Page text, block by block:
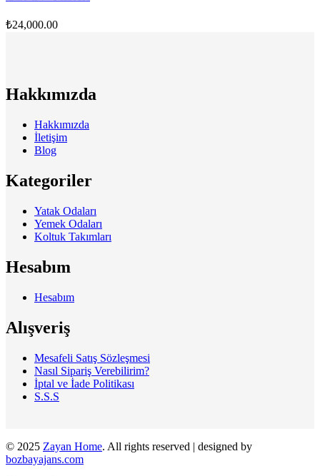
₺24,000.00
Hakkımızda
Hakkımızda
İletişim
Blog
Kategoriler
Yatak Odaları
Yemek Odaları
Koltuk Takımları
Hesabım
Hesabım
Alışveriş
Mesafeli Satış Sözleşmesi
Nasıl Sipariş Verebilirim?
İptal ve İade Politikası
S.S.S
© 2025 Zayan Home. All rights reserved | designed by
bozbayajans.com